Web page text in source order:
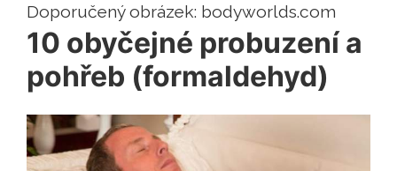
Doporučený obrázek: bodyworlds.com
10 obyčejné probuzení a
pohřeb (formaldehyd)